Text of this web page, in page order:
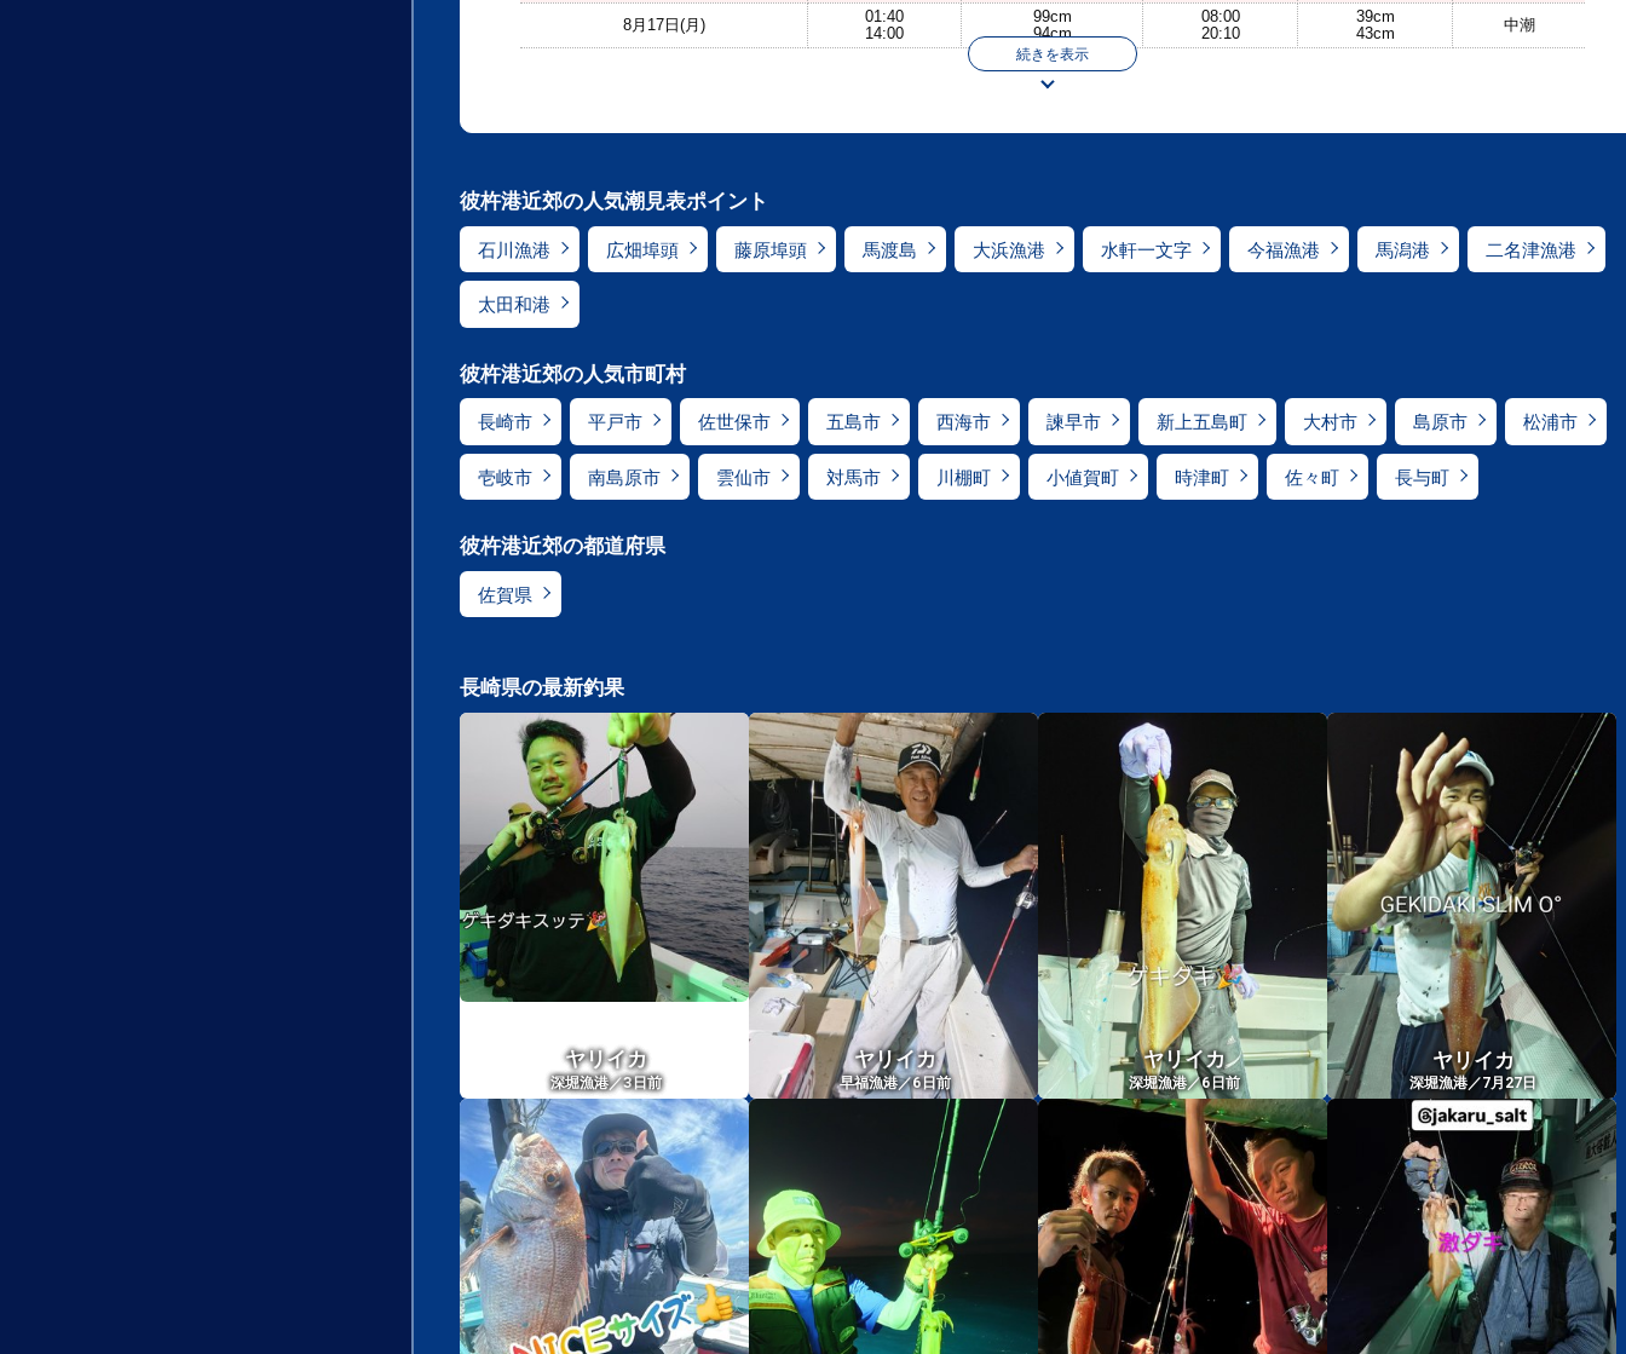
8月17日(月)
01:40
14:00
99cm
94cm
08:00
20:10
39cm
43cm
中潮
続きを表示
彼杵港近郊の人気潮見表ポイント
石川漁港 広畑埠頭 藤原埠頭 馬渡島 大浜漁港 水軒一文字 今福漁港 馬潟港 二名津漁港
太田和港
彼杵港近郊の人気市町村
長崎市 平戸市 佐世保市 五島市 西海市 諫早市 新上五島町 大村市 島原市 松浦市
壱岐市 南島原市 雲仙市 対馬市 川棚町 小値賀町 時津町 佐々町 長与町
彼杵港近郊の都道府県
佐賀県
長崎県の最新釣果
ヤリイカ
深堀漁港／3日前
ヤリイカ
早福漁港／6日前
ヤリイカ
深堀漁港／6 日前
ヤリイカ
深堀漁港／7月27日